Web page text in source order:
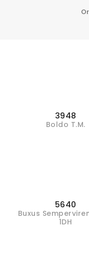
3948
Boldo T.M.
5640
Buxus
1DH